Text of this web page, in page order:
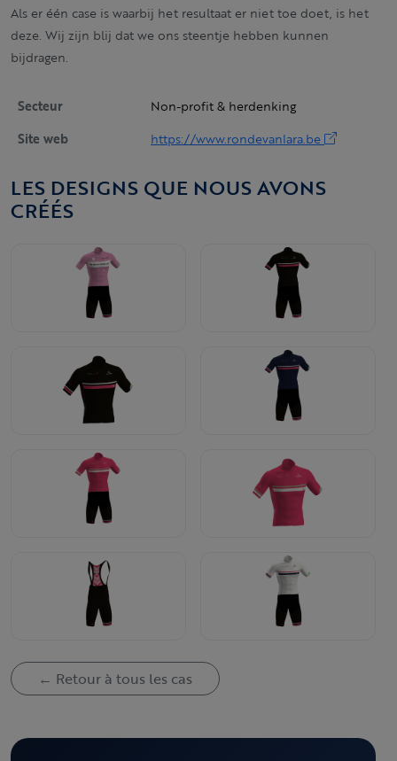
Als er één case is waarbij het resultaat er niet toe doet, is het
deze. Wij zijn blij dat we ons steentje hebben kunnen
bijdragen.
Secteur
Non-profit & herdenking
Site web
https://www.rondevanlara.be
LES DESIGNS QUE NOUS AVONS
CRÉÉS
← Retour à tous les cas